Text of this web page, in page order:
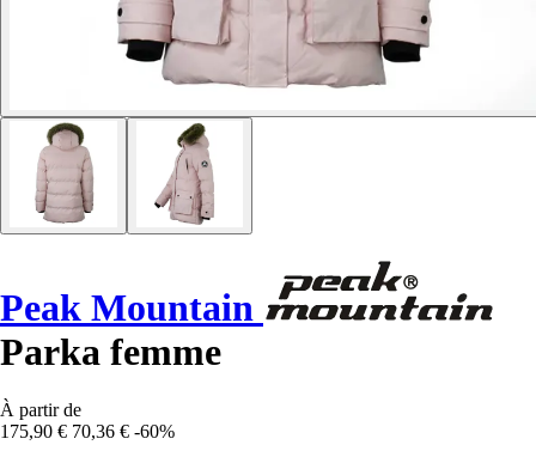
Peak Mountain
Parka femme
À partir de
175,90 € 70,36 € -60%